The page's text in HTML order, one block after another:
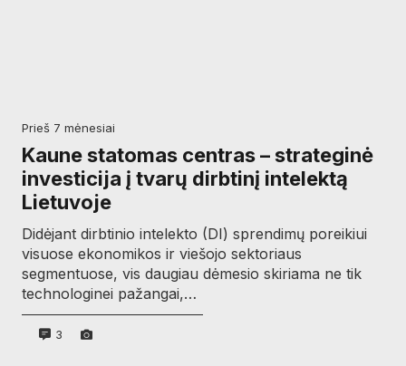
prieš 7 mėnesiai
Kaune statomas centras – strateginė
investicija į tvarų dirbtinį intelektą
Lietuvoje
Didėjant dirbtinio intelekto (DI) sprendimų poreikiui
visuose ekonomikos ir viešojo sektoriaus
segmentuose, vis daugiau dėmesio skiriama ne tik
technologinei pažangai,…
3